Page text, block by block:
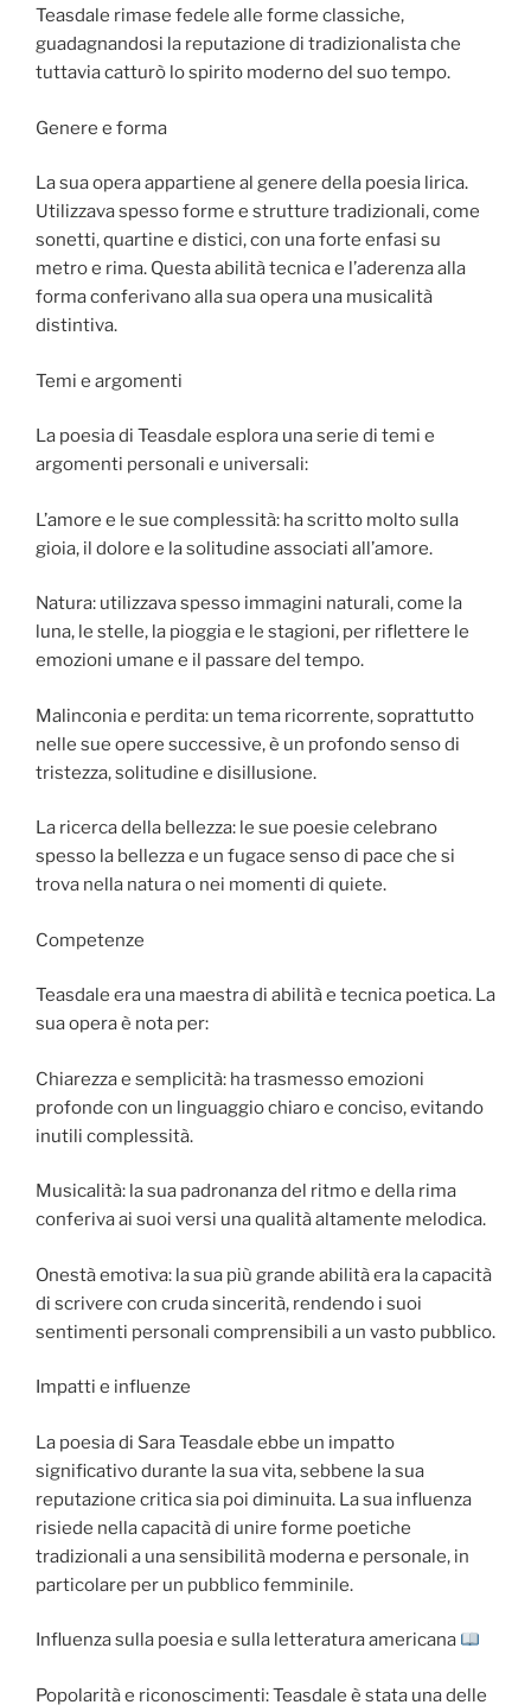
Teasdale rimase fedele alle forme classiche,
guadagnandosi la reputazione di tradizionalista che
tuttavia catturò lo spirito moderno del suo tempo.
Genere e forma
La sua opera appartiene al genere della poesia lirica.
Utilizzava spesso forme e strutture tradizionali, come
sonetti, quartine e distici, con una forte enfasi su
metro e rima. Questa abilità tecnica e l’aderenza alla
forma conferivano alla sua opera una musicalità
distintiva.
Temi e argomenti
La poesia di Teasdale esplora una serie di temi e
argomenti personali e universali:
L’amore e le sue complessità: ha scritto molto sulla
gioia, il dolore e la solitudine associati all’amore.
Natura: utilizzava spesso immagini naturali, come la
luna, le stelle, la pioggia e le stagioni, per riflettere le
emozioni umane e il passare del tempo.
Malinconia e perdita: un tema ricorrente, soprattutto
nelle sue opere successive, è un profondo senso di
tristezza, solitudine e disillusione.
La ricerca della bellezza: le sue poesie celebrano
spesso la bellezza e un fugace senso di pace che si
trova nella natura o nei momenti di quiete.
Competenze
Teasdale era una maestra di abilità e tecnica poetica. La
sua opera è nota per:
Chiarezza e semplicità: ha trasmesso emozioni
profonde con un linguaggio chiaro e conciso, evitando
inutili complessità.
Musicalità: la sua padronanza del ritmo e della rima
conferiva ai suoi versi una qualità altamente melodica.
Onestà emotiva: la sua più grande abilità era la capacità
di scrivere con cruda sincerità, rendendo i suoi
sentimenti personali comprensibili a un vasto pubblico.
Impatti e influenze
La poesia di Sara Teasdale ebbe un impatto
significativo durante la sua vita, sebbene la sua
reputazione critica sia poi diminuita. La sua influenza
risiede nella capacità di unire forme poetiche
tradizionali a una sensibilità moderna e personale, in
particolare per un pubblico femminile.
Influenza sulla poesia e sulla letteratura americana
Popolarità e riconoscimenti: Teasdale è stata una delle